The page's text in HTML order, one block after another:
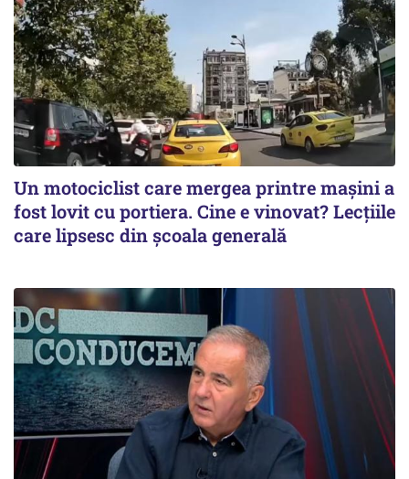
Un motociclist care mergea printre maşini a
fost lovit cu portiera. Cine e vinovat? Lecţiile
care lipsesc din şcoala generală